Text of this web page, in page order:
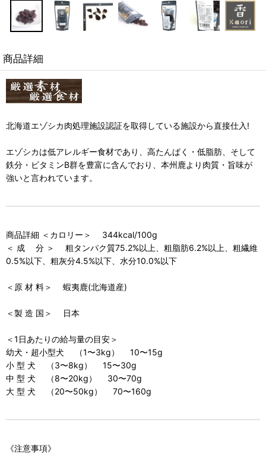
商品詳細
北海道エゾシカ肉処理施設認証を取得している施設から直接仕入!
エゾシカは低アレルギー食材であり、高たんぱく・低脂肪、そして
鉄分・ビタミンB群を豊富に含んでおり、本州鹿より肉質・旨味が
強いと言われています。
商品詳細 ＜カロリー＞ 344kcal/100g
＜ 成 分 ＞ 粗タンパク質75.2%以上、粗脂肪6.2%以上、粗繊維
0.5%以下、粗灰分4.5%以下、水分10.0%以下
＜原 材 料＞ 蝦夷鹿(北海道産)
＜製 造 国＞ 日本
＜1日あたりの給与量の目安＞
幼犬・超小型犬 （1〜3kg） 10〜15g
小 型 犬 （3〜8kg） 15〜30g
中 型 犬 （8〜20kg） 30〜70g
大 型 犬 （20〜50kg） 70〜160g
《注意事項》